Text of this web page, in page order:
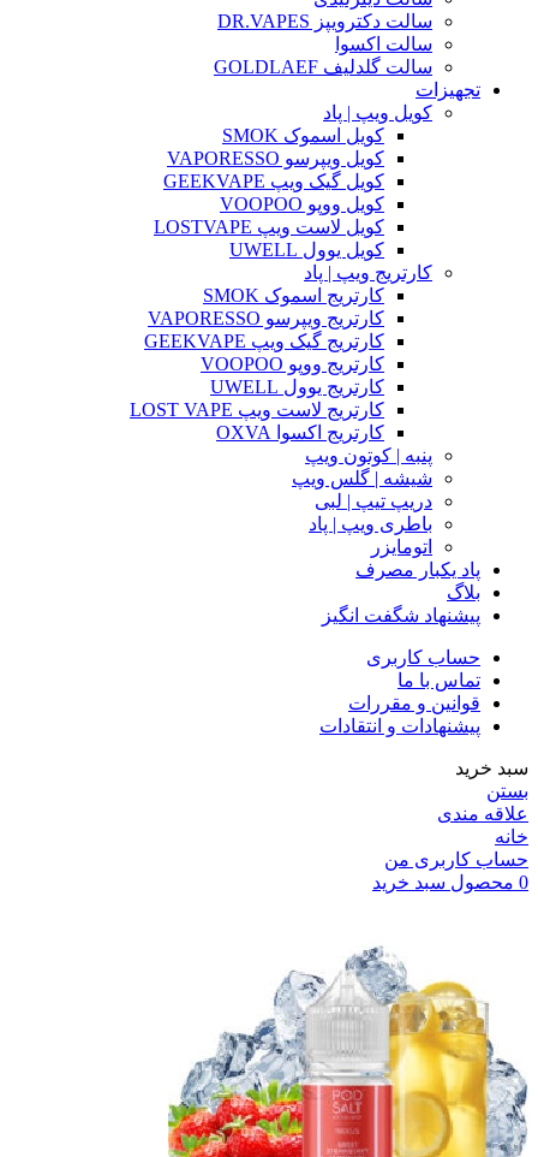
سالت دکترویپز DR.VAPES
سالت اکسوا
سالت گلدلیف GOLDLAEF
تجهیزات
کویل ویپ | پاد
کویل اسموک SMOK
کویل ویپرسو VAPORESSO
کویل گیک ویپ GEEKVAPE
کویل ووپو VOOPOO
کویل لاست ویپ LOSTVAPE
کویل یوول UWELL
کارتریج ویپ | پاد
کارتریج اسموک SMOK
کارتریج ویپرسو VAPORESSO
کارتریج گیک ویپ GEEKVAPE
کارتریج ووپو VOOPOO
کارتریج یوول UWELL
کارتریج لاست ویپ LOST VAPE
کارتریج اکسوا OXVA
پنبه | کوتون ویپ
شیشه | گلس ویپ
دریپ تیپ | لبی
باطری ویپ | پاد
اتومایزر
پاد یکبار مصرف
بلاگ
پیشنهاد شگفت انگیز
حساب کاربری
تماس با ما
قوانین و مقررات
پیشنهادات و انتقادات
سبد خرید
بستن
علاقه مندی
خانه
حساب کاربری من
0 محصول سبد خرید